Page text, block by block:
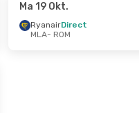
Ma 19 Okt.
RyanairDirect
MLA- ROM